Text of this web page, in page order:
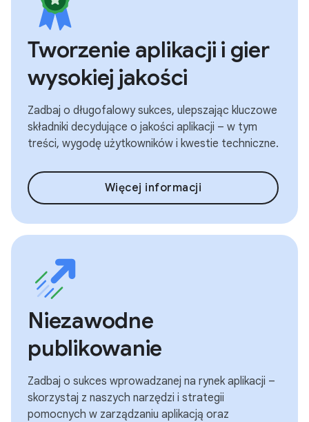
Tworzenie aplikacji i gier
wysokiej jakości
Zadbaj o długofalowy sukces, ulepszając kluczowe
składniki decydujące o jakości aplikacji – w tym
treści, wygodę użytkowników i kwestie techniczne.
Więcej informacji
Niezawodne
publikowanie
Zadbaj o sukces wprowadzanej na rynek aplikacji –
skorzystaj z naszych narzędzi i strategii
pomocnych w zarządzaniu aplikacją oraz